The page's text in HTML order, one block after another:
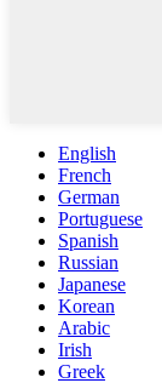
English
French
German
Portuguese
Spanish
Russian
Japanese
Korean
Arabic
Irish
Greek